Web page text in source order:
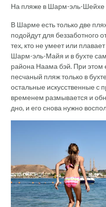
На пляже в Шарм-эль-Шейхе
В Шарме есть только две
подойдут для беззаботного
тех, кто не умеет или
Шарм-эль-Майя и в бухте
района Наама бэй. При
песчаный пляж только в
остальные искусственные с
временем размывается и
дно, и его снова нужно